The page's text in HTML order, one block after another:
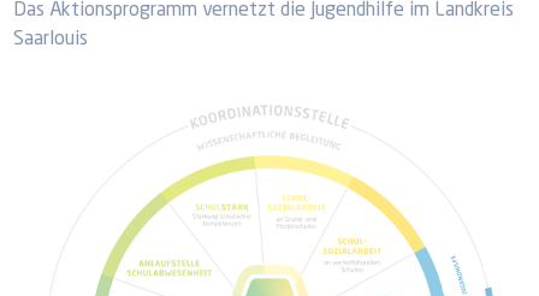
Das Aktionsprogramm vernetzt die Jugendhilfe im Landkreis
Saarlouis